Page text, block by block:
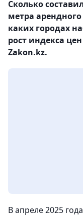
Сколько
метра
каких городах
рост индекса
Zakon.kz.
В апреле 2025